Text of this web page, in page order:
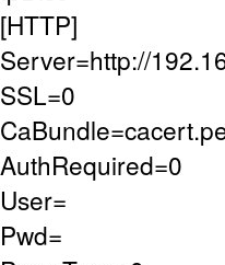
[HTTP]
Server=http://
SSL=0
AuthRequired=0
User=
Pwd=